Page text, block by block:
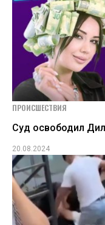
ПРОИСШЕСТВИЯ
Суд освободил
20.08.2024